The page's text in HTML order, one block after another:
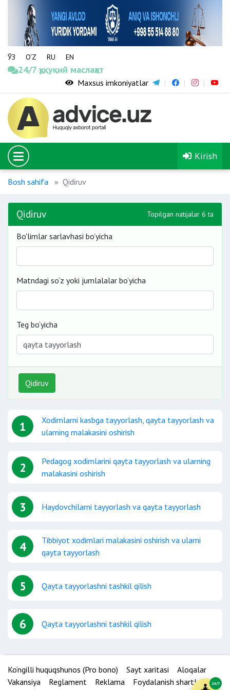
ЎЗ O‘Z RU EN
24/7 ҳуқуқий маслаҳат
Maxsus imkoniyatlar
Kirish
Bosh sahifa Qidiruv
Qidiruv Topilgan natijalar 6 ta
Bo'limlar sarlavhasi bo’yicha
Matndagi so‘z yoki jumlalalar bo‘yicha
Teg bo‘yicha
Qidiruv
1
Xodimlarni kasbga tayyorlash, qayta tayyorlash va
ularning malakasini oshirish
2
Pedagog xodimlarini qayta tayyorlash va ularning
malakasini oshirish
3 Haydovchilarni tayyorlash va qayta tayyorlash
4
Tibbiyot xodimlari malakasini oshirish va ularni
qayta tayyorlash
5 Qayta tayyorlashni tashkil qilish
6 Qayta tayyorlashni tashkil qilish
Ko‘ngilli huquqshunos (Pro bono) Sayt xaritasi
Aloqalar
Vakansiya
Reglament Reklama Foydalanish shartlari 24/7